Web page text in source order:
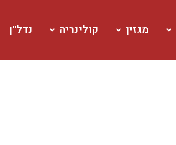
מגזין קולינריה נדל"ן